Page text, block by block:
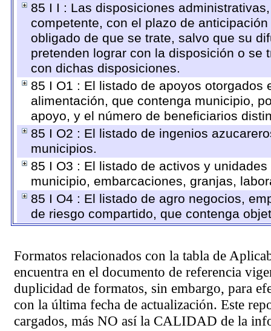
85 I I : Las disposiciones
competente, con el plazo de
obligado de que se trate, salvo que su
pretenden lograr con la disposición o se
con dichas disposiciones.
85 I O1 : El listado de apoyos
alimentación, que contenga municipio,
apoyo, y el número de beneficiarios
85 I O2 : El listado de ingenios
municipios.
85 I O3 : El listado de activos y
municipio, embarcaciones, granjas,
85 I O4 : El listado de agro negocios,
de riesgo compartido, que contenga
Formatos relacionados con la tabla de
encuentra en el documento de referencia
duplicidad de formatos, sin embargo, para
con la última fecha de actualización. Este
cargados, más NO así la CALIDAD de la